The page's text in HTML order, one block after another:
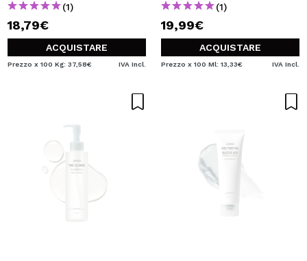
(1)
18,79€
ACQUISTARE
Prezzo x 100 Kg: 37,58€ IVA Incl.
(1)
19,99€
ACQUISTARE
Prezzo x 100 Ml: 13,33€ IVA Incl.